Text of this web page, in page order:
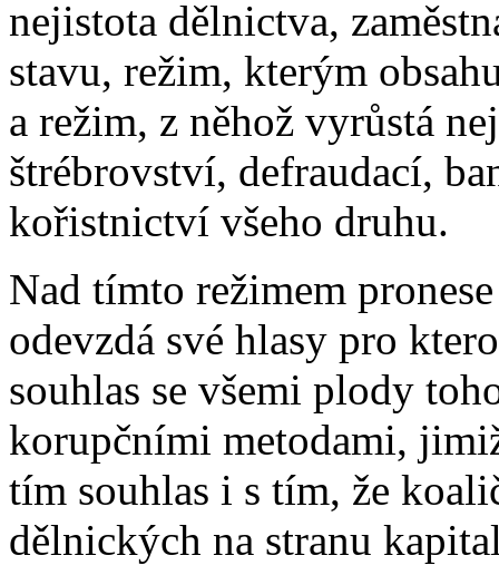
nejistota dělnictva,
stavu, režim, kterým
a režim, z něhož vyrůstá
štrébrovství, defraudací,
kořistnictví všeho druhu.
Nad tímto režimem
odevzdá své hlasy pro
souhlas se všemi plody
korupčními metodami,
tím souhlas i s tím, že
dělnických na stranu